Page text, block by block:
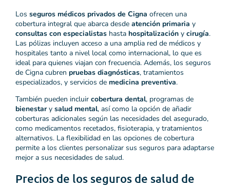
Los seguros médicos privados de Cigna ofrecen una
cobertura integral que abarca desde atención primaria y
consultas con especialistas hasta hospitalización y cirugía.
Las pólizas incluyen acceso a una amplia red de médicos y
hospitales tanto a nivel local como internacional, lo que es
ideal para quienes viajan con frecuencia. Además, los seguros
de Cigna cubren pruebas diagnósticas, tratamientos
especializados, y servicios de medicina preventiva.
También pueden incluir cobertura dental, programas de
bienestary salud mental, así como la opción de añadir
coberturas adicionales según las necesidades del asegurado,
como medicamentos recetados, fisioterapia, y tratamientos
alternativos. La flexibilidad en las opciones de cobertura
permite a los clientes personalizar sus seguros para adaptarse
mejor a sus necesidades de salud.
Precios de los seguros de salud de